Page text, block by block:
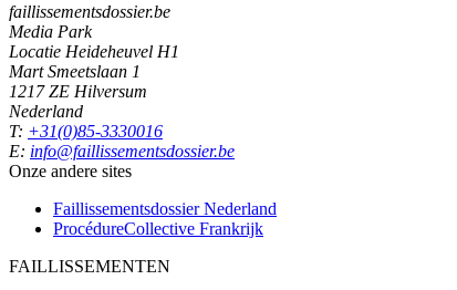
faillissementsdossier.be
Media Park
Locatie Heideheuvel H1
Mart Smeetslaan 1
1217 ZE Hilversum
Nederland
T: +31(0)85-3330016
E: info@faillissementsdossier.be
Onze andere sites
Faillissementsdossier Nederland
ProcédureCollective Frankrijk
FAILLISSEMENTEN